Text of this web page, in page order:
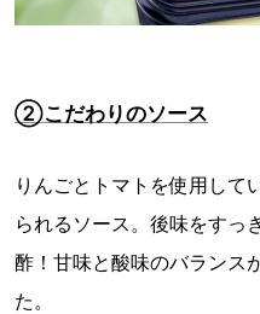
②こだわりのソース
りんごとトマトを使用して
られるソース。後味をすっ
酢！甘味と酸味のバランス
た。